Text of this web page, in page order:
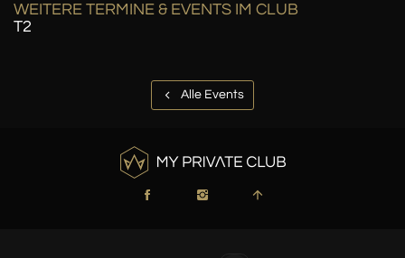
WEITERE TERMINE & EVENTS IM CLUB
T2
Alle Events